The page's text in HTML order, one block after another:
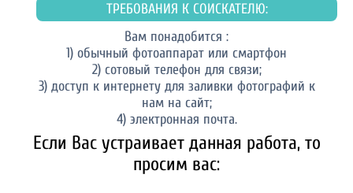
ТРЕБОВАНИЯ К СОИСКАТЕЛЮ:
Вам понадобится :
1) обычный фотоаппарат или смартфон
2) сотовый телефон для связи;
3) доступ к интернету для заливки фотографий к
нам на сайт;
4) электронная почта.
Если Вас устраивает данная работа, то
просим вас: